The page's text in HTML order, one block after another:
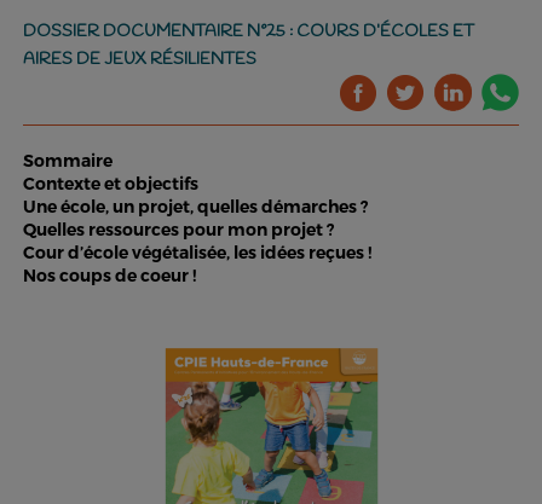
DOSSIER DOCUMENTAIRE N°25 : COURS D’ÉCOLES ET
AIRES DE JEUX RÉSILIENTES
Sommaire
Contexte et objectifs
Une école, un projet, quelles démarches ?
Quelles ressources pour mon projet ?
Cour d’école végétalisée, les idées reçues !
Nos coups de coeur !